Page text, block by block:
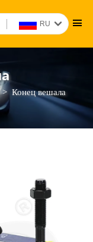
RU
>Конец вешала